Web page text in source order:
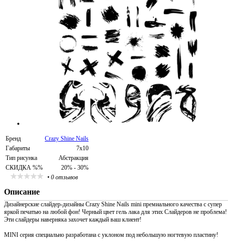
Бренд
Crazy Shine Nails
Габариты
7х10
Тип рисунка
Абстракция
СКИДКА %%
20% - 30%
• 0 отзывов
Описание
Дизайнерские слайдер-дизайны Crazy Shine Nails mini премиального качества с супер
яркой печатью на любой фон! Черный цвет гель лака для этих Слайдеров не проблема!
Эти слайдеры наверняка захочет каждый ваш клиент!
MINI серия специально разработана с уклоном под небольшую ногтевую пластину!